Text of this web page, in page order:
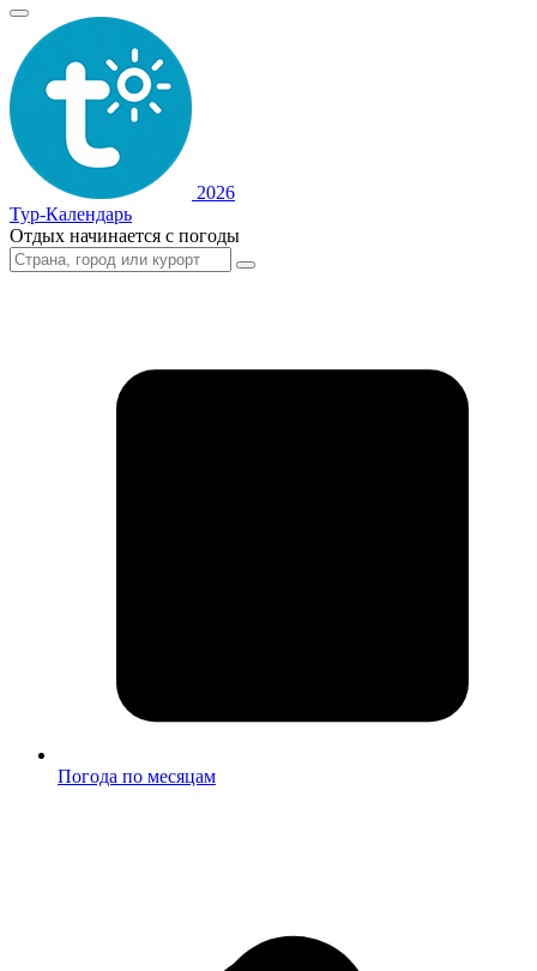
2026
Тур-Календарь
Отдых начинается с погоды
Погода по месяцам